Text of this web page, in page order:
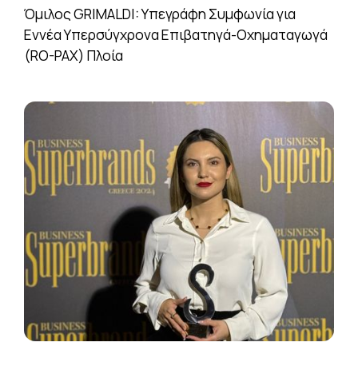
Όμιλος GRIMALDI: Υπεγράφη Συμφωνία για
Εννέα Υπερσύγχρονα Επιβατηγά-Οχηματαγωγά
(RO-PAX) Πλοία